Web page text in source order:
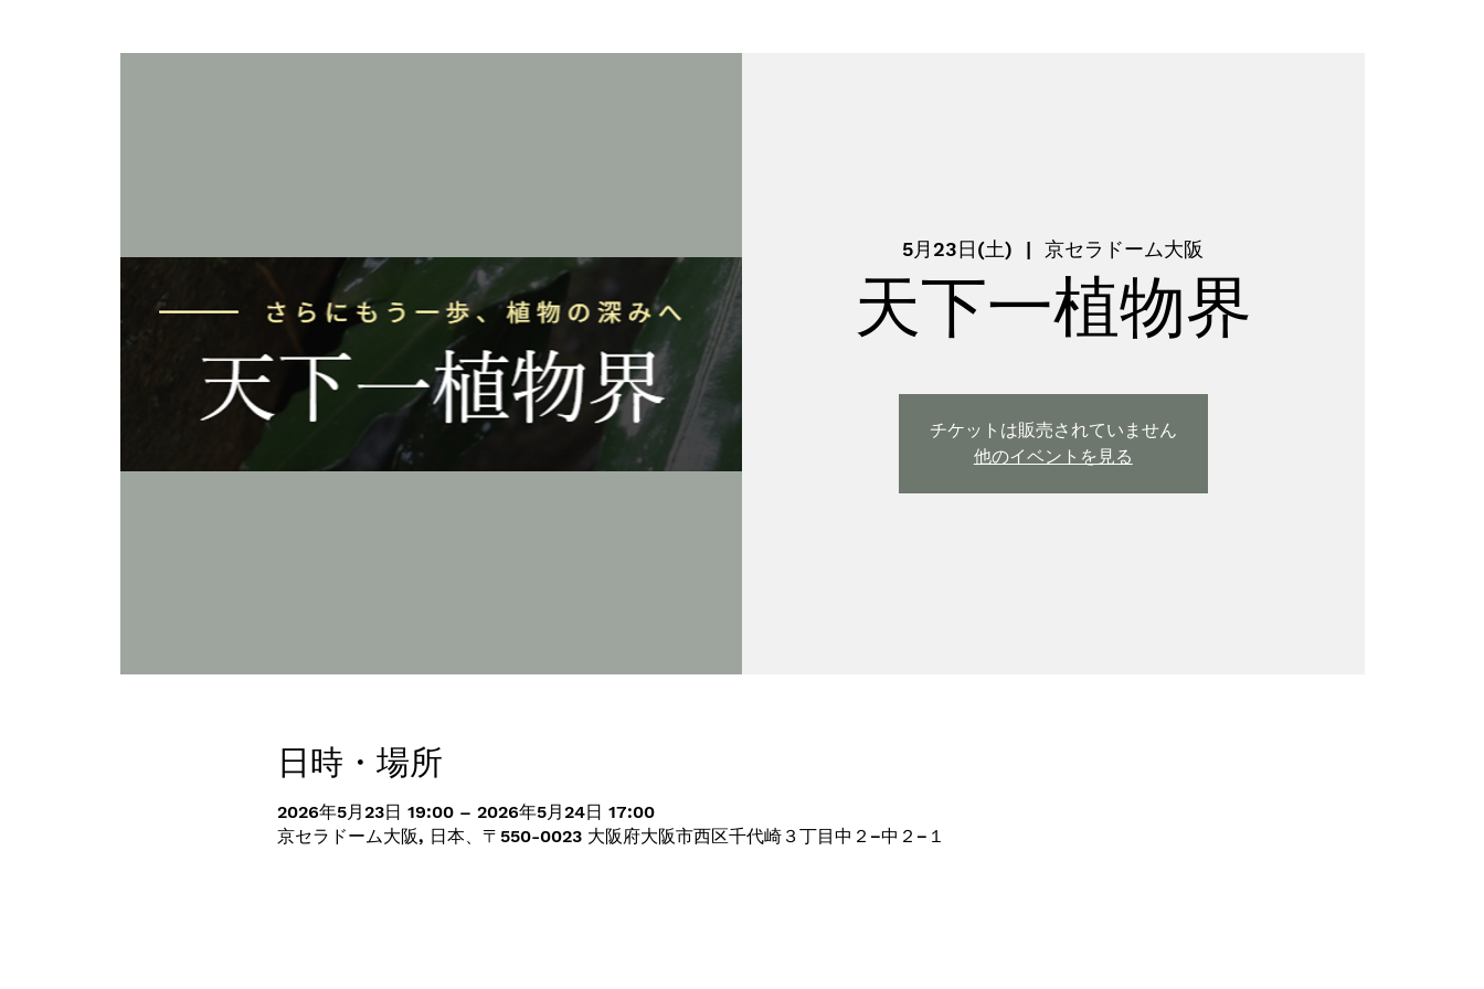
5月23日(土)
  |
京セラドーム大阪
天下一植物界
チケットは販売されていません
他のイベントを見る
日時・場所
2026年5月23日 19:00 – 2026年5月24日 17:00
京セラドーム大阪, 日本、〒550-0023 大阪府大阪市西区千代崎３丁目中２−中２−１